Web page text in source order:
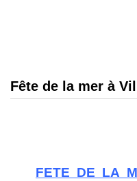
Fête de la mer à
FETE DE LA